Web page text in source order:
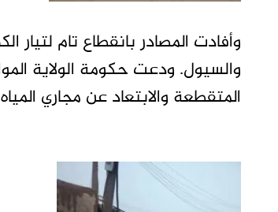
وأفادت المصادر بانقطاع تام
والسيول. ودعت حكومة الولاية
المتقطعة والابتعاد عن مجاري